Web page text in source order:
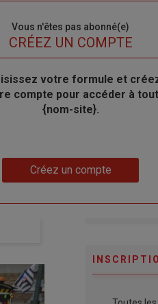
Vous n'êtes pas abonné(e)
CRÉEZ UN COMPTE
votre formule et
compte pour accéder à tout
{nom-site}.
Créez un compte